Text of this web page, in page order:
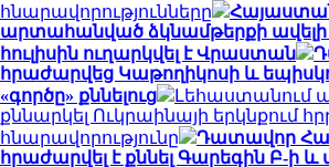
հնարավորությունները
արտահանված ձկնամթերքի ավելի
հուլիսին ուղարկվել է Վրաստան
հրաժարվեց Կաթողիկոսի և
«գործը» քննելուց
Լեհաստանում
քննարկել Ուկրաինայի երկնքում
հնարավորությունը
Դատավոր
հրաժարվել է քննել Գարեգին Բ-ի և